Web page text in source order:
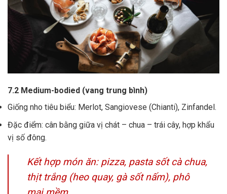
7.2 Medium-bodied (vang trung bình)
Giống nho tiêu biểu: Merlot, Sangiovese (Chianti), Zinfandel.
Đặc điểm: cân bằng giữa vị chát – chua – trái cây, hợp khẩu
vị số đông.
Kết hợp món ăn: pizza, pasta sốt cà chua,
thịt trắng (heo quay, gà sốt nấm), phô